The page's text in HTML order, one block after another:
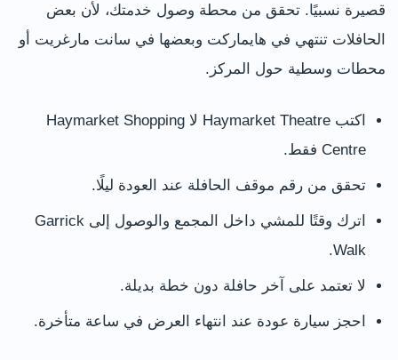
قصيرة نسبيًا. تحقق من محطة وصول خدمتك، لأن بعض
الحافلات تنتهي في هايماركت وبعضها في سانت مارغريت أو
محطات وسطية حول المركز.
اكتب Haymarket Theatre لا Haymarket Shopping
Centre فقط.
تحقق من رقم موقف الحافلة عند العودة ليلًا.
اترك وقتًا للمشي داخل المجمع والوصول إلى Garrick
Walk.
لا تعتمد على آخر حافلة دون خطة بديلة.
احجز سيارة عودة عند انتهاء العرض في ساعة متأخرة.